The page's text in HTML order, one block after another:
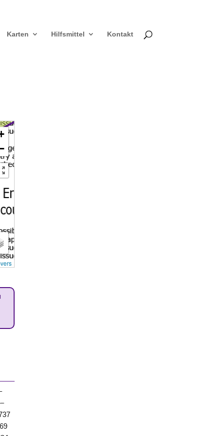
Karten Hilfsmittel Kontakt